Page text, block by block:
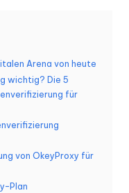
Arena von heute
wichtig? Die 5
für
von OkeyProxy für
Plan